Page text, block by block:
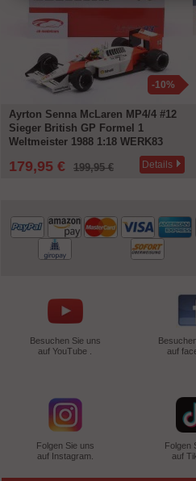
-10%
Ayrton Senna McLaren MP4/4 #12
Sieger British GP Formel 1
Weltmeister 1988 1:18 WERK83
179,95 € 199,95 € Details
Besuchen Sie uns
auf YouTube .
auf
Folgen Sie uns
auf Instagram.
Folgen
auf